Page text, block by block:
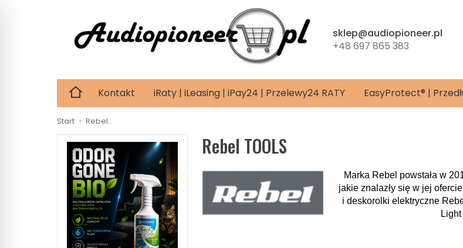
sklep@audiopioneer.pl
+48 697 865 383
Kontakt iRaty | iLeasing | iPay24 | Przelewy24 RATY EasyProtect® |
Start Rebel..
Rebel TOOLS
Marka Rebel powstała w
jakie znalazły się w jej
i deskorolki elektryczne